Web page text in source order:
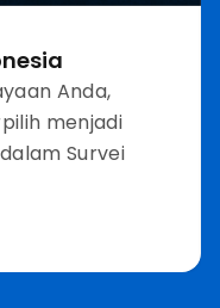
Anda,
menjadi
Survei